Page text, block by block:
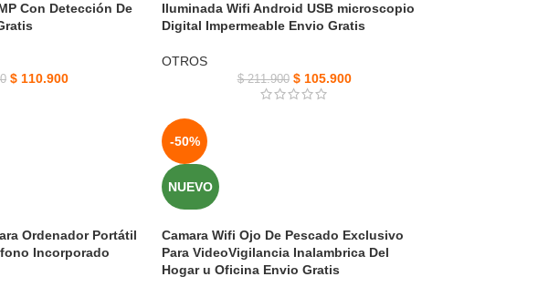
Con Detección De
$110.900
Iluminada Wifi Android USB microscopio
Digital Impermeable Envio Gratis
OTROS
$211.900 $105.900
Ordenador Portátil
Incorporado
-50%
NUEVO
Camara Wifi Ojo De Pescado Exclusivo
Para VideoVigilancia Inalambrica Del
Hogar u Oficina Envio Gratis